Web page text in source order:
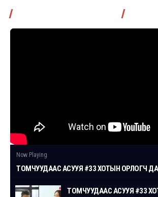
Now Playing
ТОМЧУУДААС АСУУЯ #33